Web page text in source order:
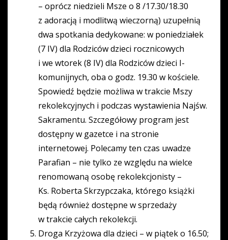
– oprócz niedzieli Msze o 8 /17.30/18.30
z adoracją i modlitwą wieczorną) uzupełnią
dwa spotkania dedykowane: w poniedziałek
(7 IV) dla Rodziców dzieci rocznicowych
i we wtorek (8 IV) dla Rodziców dzieci I-
komunijnych, oba o godz. 19.30 w kościele.
Spowiedź będzie możliwa w trakcie Mszy
rekolekcyjnych i podczas wystawienia Najśw.
Sakramentu. Szczegółowy program jest
dostępny w gazetce i na stronie
internetowej. Polecamy ten czas uwadze
Parafian – nie tylko ze względu na wielce
renomowaną osobę rekolekcjonisty –
Ks. Roberta Skrzypczaka, którego książki
będą również dostępne w sprzedaży
w trakcie całych rekolekcji.
Droga Krzyżowa dla dzieci – w piątek o 16.50;